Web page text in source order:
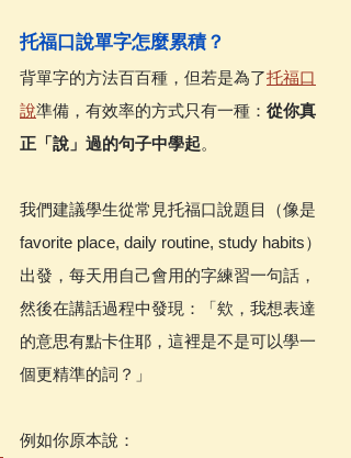
托福口說單字怎麼累積？
背單字的方法百百種，但若是為了托福口
說準備，有效率的方式只有一種： 從你真
正「說」過的句子中學起。
我們建議學生從常見托福口說題目（像是
favorite place, daily routine, study habits）
出發，每天用自己會用的字練習一句話，
然後在講話過程中發現：「欸，我想表達
的意思有點卡住耶，這裡是不是可以學一
個更精準的詞？」
例如你原本說：